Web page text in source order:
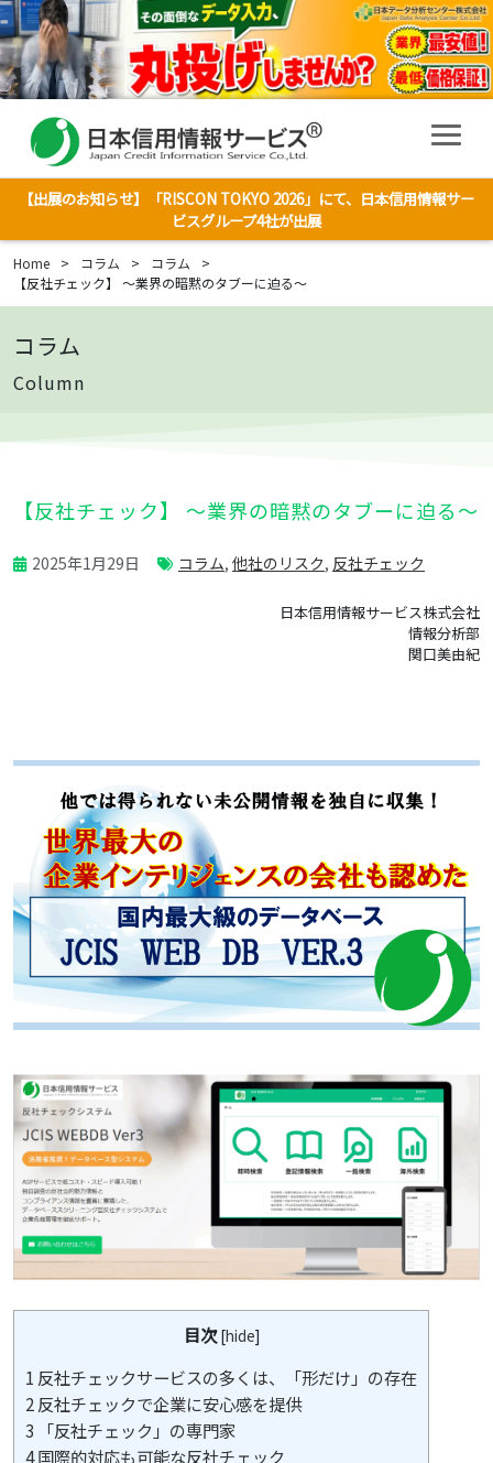
【出展のお知らせ】「RISCON TOKYO 2026」にて、日本信用情報サー
ビスグループ4社が出展
Home > コラム > コラム
>
【反社チェック】 ～業界の暗黙のタブーに迫る～
コラム
Column
【反社チェック】 ～業界の暗黙のタブーに迫る～
2025年1月29日 コラム, 他社のリスク, 反社チェック
日本信用情報サービス株式会社
情報分析部
関口美由紀
目次 [hide]
1 反社チェックサービスの多くは、「形だけ」の存在
2反社チェックで企業に安心感を提供
3 「反社チェック」の専門家
4国際的対応も可能な反社チェック